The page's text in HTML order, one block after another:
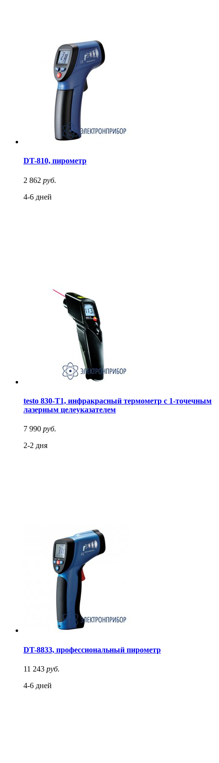
DT-810, пирометр
2 862 руб.
4-6 дней
testo 830-T1, инфракрасный термометр с 1-точечным
лазерным целеуказателем
7 990 руб.
2-2 дня
DT-8833, профессиональный пирометр
11 243 руб.
4-6 дней